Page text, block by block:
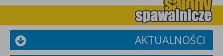
AKTUALNOŚCI